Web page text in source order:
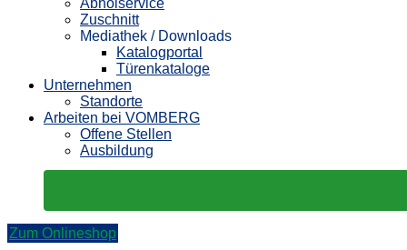
Abholservice
Zuschnitt
Mediathek / Downloads
Katalogportal
Türenkataloge
Unternehmen
Standorte
Arbeiten bei VOMBERG
Offene Stellen
Ausbildung
Zum Onlineshop